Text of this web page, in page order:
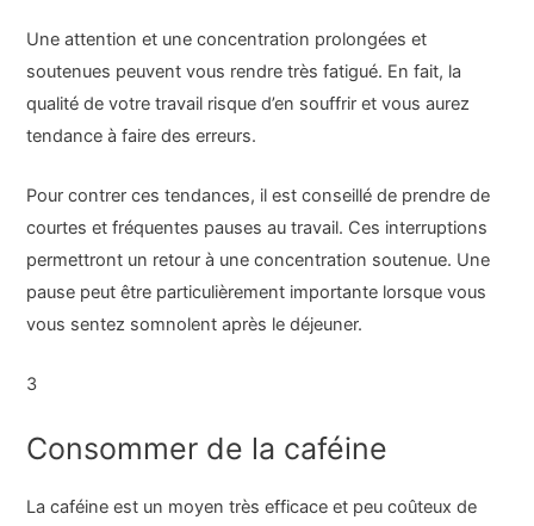
Une attention et une concentration prolongées et
soutenues peuvent vous rendre très fatigué. En fait, la
qualité de votre travail risque d’en souffrir et vous aurez
tendance à faire des erreurs.
Pour contrer ces tendances, il est conseillé de prendre de
courtes et fréquentes pauses au travail. Ces interruptions
permettront un retour à une concentration soutenue. Une
pause peut être particulièrement importante lorsque vous
vous sentez somnolent après le déjeuner.
3
Consommer de la caféine
La caféine est un moyen très efficace et peu coûteux de